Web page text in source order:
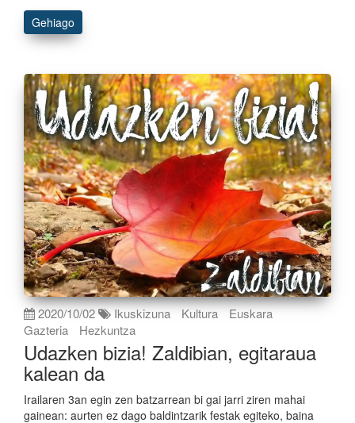
Gehiago
2020/10/02 Ikuskizuna Kultura
Euskara
Gazteria
Hezkuntza
Udazken bizia! Zaldibian, egitaraua
kalean da
Irailaren 3an egin zen batzarrean bi gai jarri ziren mahai
gainean: aurten ez dago baldintzarik festak egiteko, baina